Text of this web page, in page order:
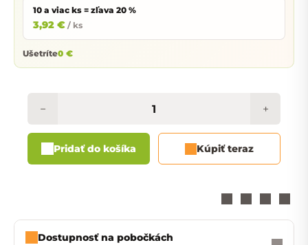
10 a viac ks = zľava 20 %
3,92 € / ks
Ušetríte0 €
+
−
Pridať do košíka Kúpiť teraz
Dostupnosť na pobočkách